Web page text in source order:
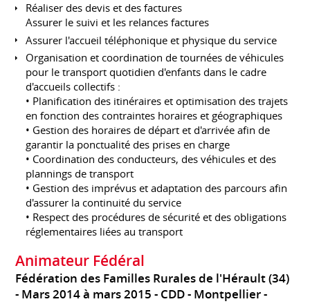
Réaliser des devis et des factures
Assurer le suivi et les relances factures
Assurer l'accueil téléphonique et physique du service
Organisation et coordination de tournées de véhicules
pour le transport quotidien d'enfants dans le cadre
d'accueils collectifs :
• Planification des itinéraires et optimisation des trajets
en fonction des contraintes horaires et géographiques
• Gestion des horaires de départ et d'arrivée afin de
garantir la ponctualité des prises en charge
• Coordination des conducteurs, des véhicules et des
plannings de transport
• Gestion des imprévus et adaptation des parcours afin
d'assurer la continuité du service
• Respect des procédures de sécurité et des obligations
réglementaires liées au transport
Animateur Fédéral
Fédération des Familles Rurales de l'Hérault (34)
Mars 2014 à mars 2015 CDD
Montpellier